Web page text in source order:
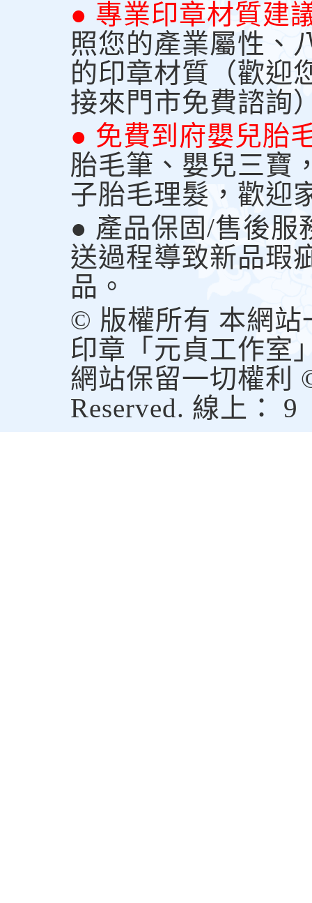
● 專業印章材質建
照您的產業屬性、
的印章材質（歡迎
接來門市免費諮詢
● 免費到府嬰兒胎
胎毛筆、嬰兒三寶
子胎毛理髮，歡迎
● 產品保固/售後服
送過程導致新品瑕
品。
© 版權所有 本網站
印章「元貞工作室
網站保留一切權利
Reserved. 線上： 9